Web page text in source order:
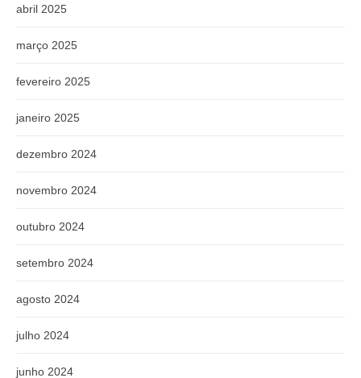
abril 2025
março 2025
fevereiro 2025
janeiro 2025
dezembro 2024
novembro 2024
outubro 2024
setembro 2024
agosto 2024
julho 2024
junho 2024